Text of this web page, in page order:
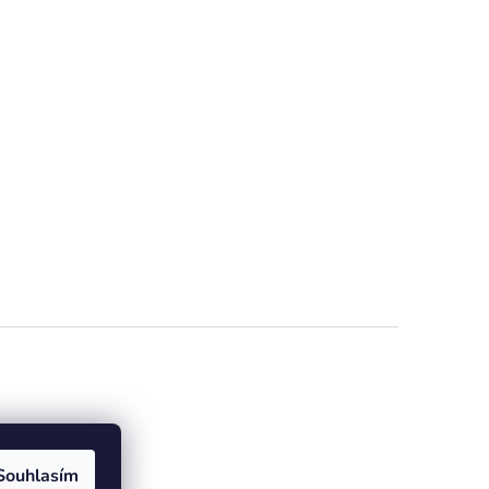
online